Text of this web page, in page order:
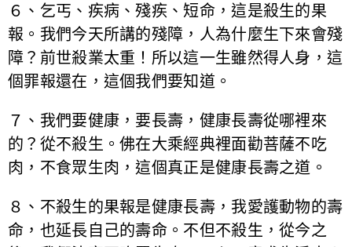
６、乞丐、疾病、殘疾、短命，這是殺生的果
報。我們今天所講的殘障，人為什麼生下來會殘
障？前世殺業太重！所以這一生雖然得人身，這
個罪報還在，這個我們要知道。
７、我們要健康，要長壽，健康長壽從哪裡來
的？從不殺生。佛在大乘經典裡面勸菩薩不吃
肉，不食眾生肉，這個真正是健康長壽之道。
８、不殺生的果報是健康長壽，我愛護動物的壽
命，也延長自己的壽命。不但不殺生，從今之